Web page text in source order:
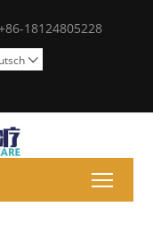
18124805228
